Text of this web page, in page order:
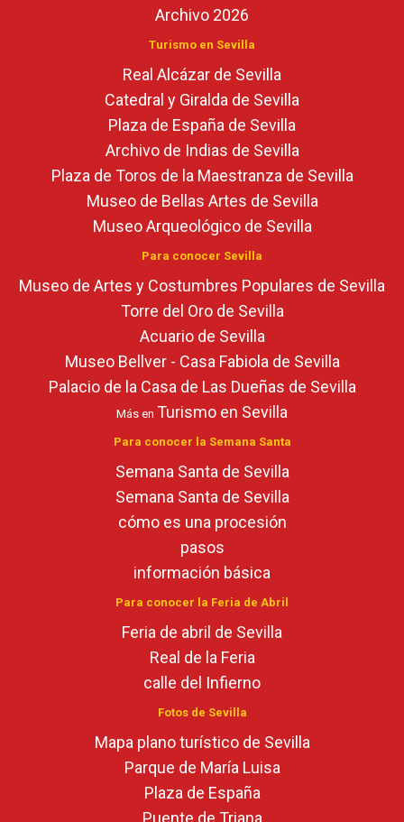
Archivo 2026
Turismo en Sevilla
Real Alcázar de Sevilla
Catedral y Giralda de Sevilla
Plaza de España de Sevilla
Archivo de Indias de Sevilla
Plaza de Toros de la Maestranza de Sevilla
Museo de Bellas Artes de Sevilla
Museo Arqueológico de Sevilla
Para conocer Sevilla
Museo de Artes y Costumbres Populares de Sevilla
Torre del Oro de Sevilla
Acuario de Sevilla
Museo Bellver - Casa Fabiola de Sevilla
Palacio de la Casa de Las Dueñas de Sevilla
Más en Turismo en Sevilla
Para conocer la Semana Santa
Semana Santa de Sevilla
Semana Santa de Sevilla
cómo es una procesión
pasos
información básica
Para conocer la Feria de Abril
Feria de abril de Sevilla
Real de la Feria
calle del Infierno
Fotos de Sevilla
Mapa plano turístico de Sevilla
Parque de María Luisa
Plaza de España
Puente de Triana